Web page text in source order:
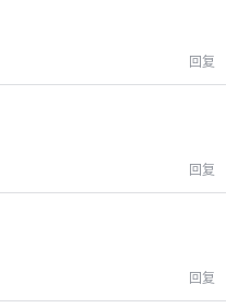
回复
回复
回复